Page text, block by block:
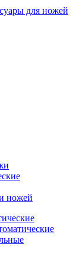
для ножей
ножей